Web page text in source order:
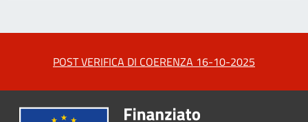
POST VERIFICA DI COERENZA 16-10-2025